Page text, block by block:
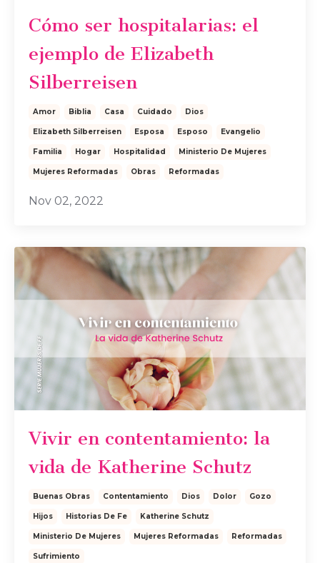
Cómo ser hospitalarias: el
ejemplo de Elizabeth
Silberreisen
Amor Biblia Casa Cuidado Dios
Elizabeth Silberreisen Esposa Esposo Evangelio
Familia Hogar Hospitalidad Ministerio De Mujeres
Mujeres Reformadas Obras Reformadas
Nov 02, 2022
Vivir en contentamiento: la
vida de Katherine Schutz
Buenas Obras Contentamiento Dios Dolor Gozo
Hijos Historias De Fe Katherine Schutz
Ministerio De Mujeres Mujeres Reformadas Reformadas
Sufrimiento